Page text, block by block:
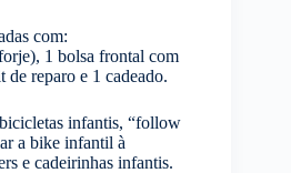
com:
1 bolsa frontal com
de reparo e 1 cadeado.
infantis, “follow
a bike infantil à
e cadeirinhas infantis.